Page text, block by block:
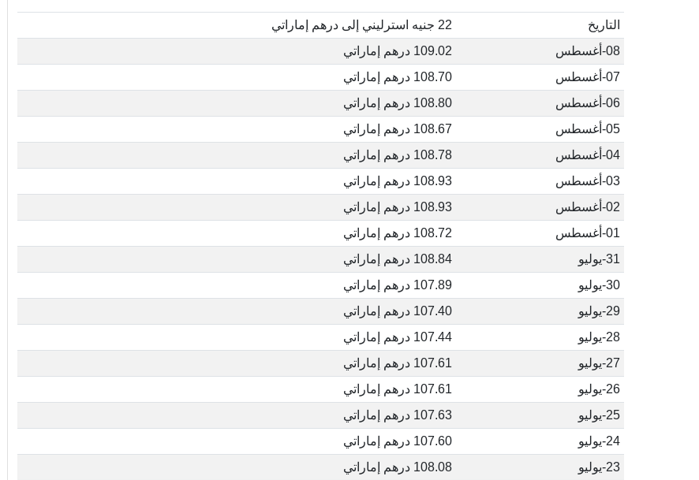
التاريخ
22 جنيه استرليني إلى درهم إماراتي
08-أغسطس
109.02 درهم إماراتي
07-أغسطس
108.70 درهم إماراتي
06-أغسطس
108.80 درهم إماراتي
05-أغسطس
108.67 درهم إماراتي
04-أغسطس
108.78 درهم إماراتي
03-أغسطس
108.93 درهم إماراتي
02-أغسطس
108.93 درهم إماراتي
01-أغسطس
108.72 درهم إماراتي
31-يوليو
108.84 درهم إماراتي
30-يوليو
107.89 درهم إماراتي
29-يوليو
107.40 درهم إماراتي
28-يوليو
107.44 درهم إماراتي
27-يوليو
107.61 درهم إماراتي
26-يوليو
107.61 درهم إماراتي
25-يوليو
107.63 درهم إماراتي
24-يوليو
107.60 درهم إماراتي
23-يوليو
108.08 درهم إماراتي